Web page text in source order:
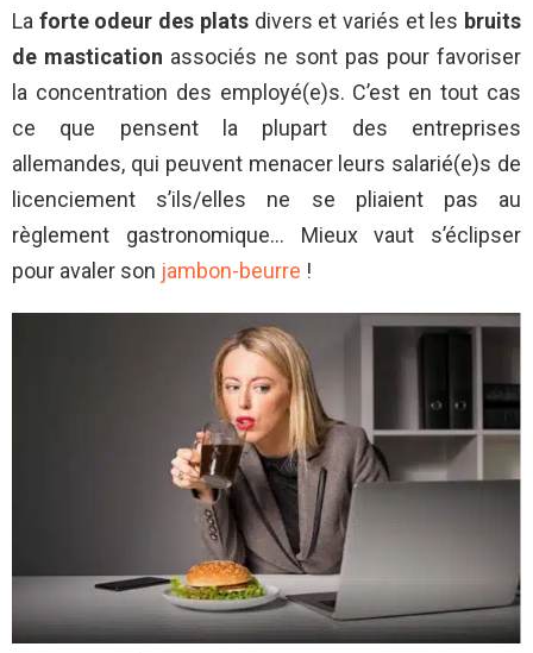
La forte odeur des platsdivers et variés et les bruits
de mastication associés ne sont pas pour favoriser
la concentration des employé(e)s. C’est en tout cas
ce que pensent la plupart des entreprises
allemandes, qui peuvent menacer leurs salarié(e)s de
licenciement s’ils/elles ne se pliaient pas au
règlement gastronomique… Mieux vaut s’éclipser
pour avaler son jambon-beurre !